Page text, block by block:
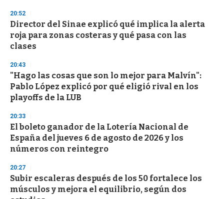
20:52
Director del Sinae explicó qué implica la alerta
roja para zonas costeras y qué pasa con las
clases
20:43
"Hago las cosas que son lo mejor para Malvín":
Pablo López explicó por qué eligió rival en los
playoffs de la LUB
20:33
El boleto ganador de la Lotería Nacional de
España del jueves 6 de agosto de 2026 y los
números con reintegro
20:27
Subir escaleras después de los 50 fortalece los
músculos y mejora el equilibrio, según dos